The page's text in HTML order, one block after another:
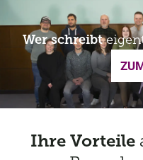
Wer schreibt
Ihre Vorteile